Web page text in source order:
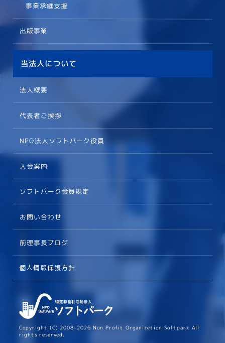
事業承継支援
出版事業
当法人について
法人概要
代表者ご挨拶
NPO法人ソフトパーク役員
入会案内
ソフトパーク会員規定
お問い合わせ
前理事長ブログ
Copyright (C) 2008-2026 Non Profit Organizetion Softpark All
rights reserved.
個人情報保護方針